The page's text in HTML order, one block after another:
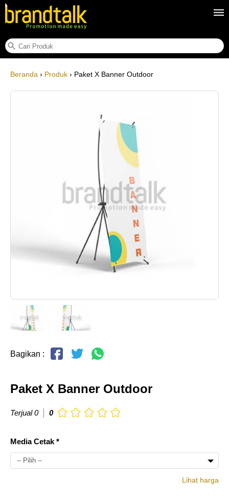
Beranda › Produk › Paket X Banner Outdoor
Bagikan :
Paket X Banner Outdoor
Terjual 0 0
Media Cetak *
-- Pilih --
Lihat harga